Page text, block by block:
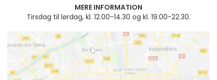
MERE INFORMATION
Tirsdag til lørdag, kl. 12.00-14.30 og kl. 19.00-22.30.